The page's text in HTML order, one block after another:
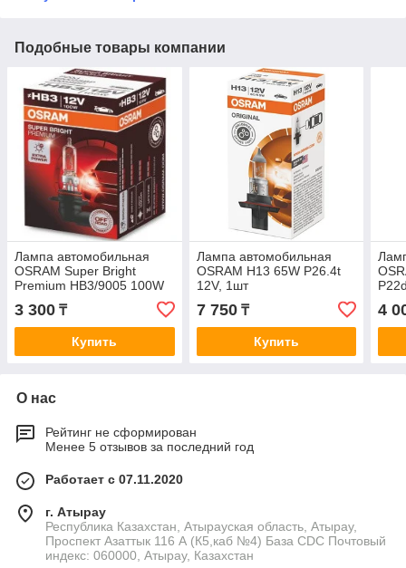
Подобные товары компании
Лампа автомобильная
OSRAM Super Bright
Premium HB3/9005 100W
P20D 12V, 1шт
3 300 ₸
Купить
Лампа автомобильная
OSRAM H13 65W P26.4t
12V, 1шт
7 750₸
Купить
4
О нас
Рейтинг не сформирован
Менее 5 отзывов за последний год
Работает с 07.11.2020
г. Атырау
Республика Казахстан, Атырауская область, Атырау,
Проспект Азаттык 116 А (К5,каб №4) База CDC Почтовый
индекс: 060000, Атырау, Казахстан